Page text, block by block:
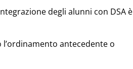
degli alunni con DSA è
antecedente o